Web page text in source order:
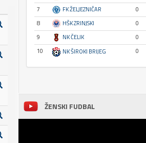
7
FK ŽELJEZNIČAR 0
8
HŠK ZRINJSKI 0
9
NK ČELIK 0
10
NK ŠIROKI BRIJEG 0
ŽENSKI FUDBAL